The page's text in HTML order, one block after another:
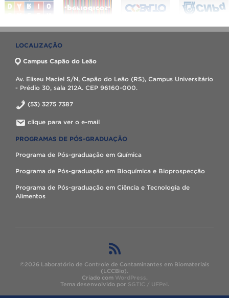
LOCALIZAÇÃO
Campus Capão do Leão
Av. Eliseu Maciel S/N, Capão do Leão (RS), Campus Universitário
- Prédio 30, sala 212A. CEP 96160-000.
(53) 3275 7387
clique para ver o e-mail
PROGRAMAS DE PÓS-GRADUAÇÃO
Programa de Pós-graduação em Química
Programa de Pós-graduação em Bioquímica e Bioprospecção
Programa de Pós-graduação em Ciência e Tecnologia de
Alimentos
©2026 Laboratório de Controle de Contaminantes em Biomateriais
(LCCBio).
Criado com WordPress.
Tema desenvolvido por SGTIC / UFPel.